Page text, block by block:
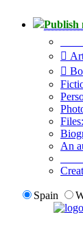
Publish
An
Spain